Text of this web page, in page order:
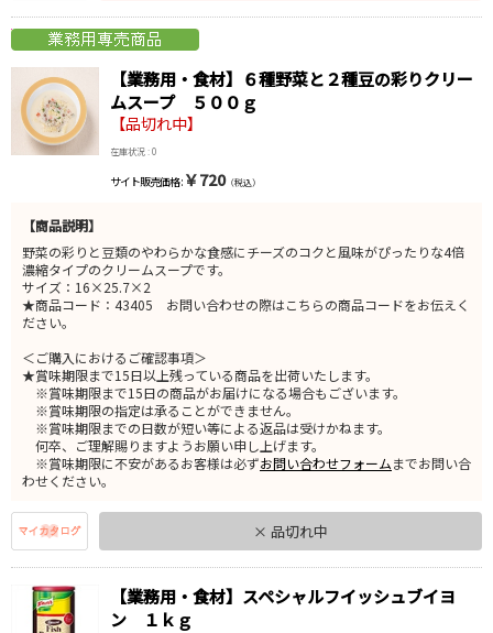
【業務用・食材】６種野菜と２種豆の彩りクリー
ムスープ ５００ｇ
【品切れ中】
在庫状況 : 0
サイト販売価格 : ￥720（税込）
【商品説明】
野菜の彩りと豆類のやわらかな食感にチーズのコクと風味がぴったりな4倍
濃縮タイプのクリームスープです。
サイズ：16×25.7×2
★商品コード：43405 お問い合わせの際はこちらの商品コードをお伝えく
ださい。
＜ご購入におけるご確認事項＞
★賞味期限まで15日以上残っている商品を出荷いたします。
※賞味期限まで15日の商品がお届けになる場合もございます。
※賞味期限の指定は承ることができません。
※賞味期限までの日数が短い等による返品は受けかねます。
何卒、ご理解賜りますようお願い申し上げます。
※賞味期限に不安があるお客様は必ずお問い合わせフォームまでお問い合
わせください。
× 品切れ中
【業務用・食材】スペシャルフイッシュブイヨ
ン １ｋｇ